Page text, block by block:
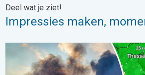
Deel wat je ziet!
Impressies maken,
Ook in Zuidoost-Europa woeden